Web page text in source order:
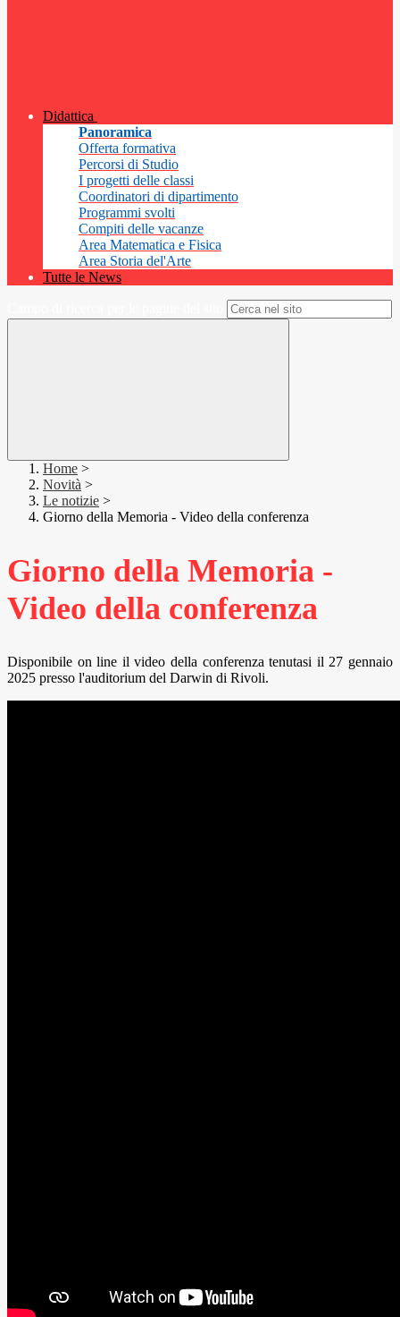
Didattica
Panoramica
Offerta formativa
Percorsi di Studio
I progetti delle classi
Coordinatori di dipartimento
Programmi svolti
Compiti delle vacanze
Area Matematica e Fisica
Area Storia del'Arte
Tutte le News
Home >
Novità >
Le notizie >
Giorno della Memoria - Video della conferenza
Giorno della Memoria -
Video della conferenza
Disponibile on line il video della conferenza tenutasi il 27 gennaio
2025 presso l'auditorium del Darwin di Rivoli.